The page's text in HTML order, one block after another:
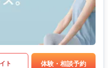
ト 体験・相談予約